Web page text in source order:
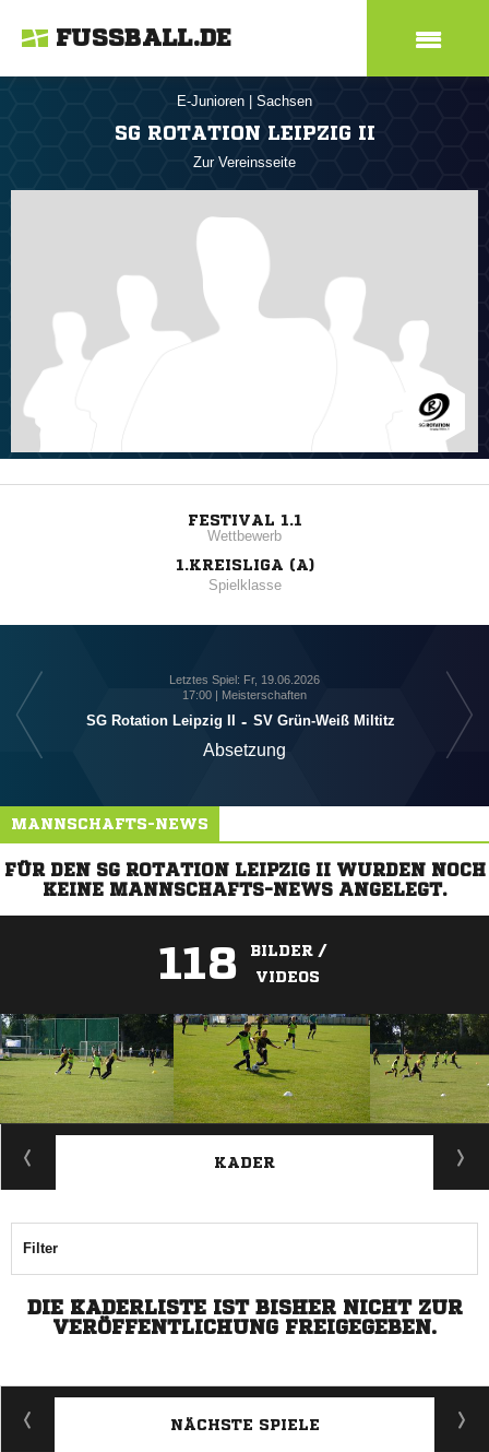
FUSSBALL.DE
E-Junioren Sachsen
SG ROTATION LEIPZIG II
Zur Vereinsseite
FESTIVAL 1.1
Wettbewerb
1.KREISLIGA (A)
Spielklasse
Letztes Spiel: Fr, 19.06.2026
17:00 | Meisterschaften
SG Rotation Leipzig II - SV Grün-Weiß Miltitz
Absetzung
MANNSCHAFTS-NEWS
FÜR DEN SG ROTATION LEIPZIG II WURDEN NOCH
KEINE MANNSCHAFTS-NEWS ANGELEGT.
118
BILDER /
VIDEOS
ANZEIGE
KADER
Filter
DIE KADERLISTE IST BISHER NICHT ZUR
VERÖFFENTLICHUNG FREIGEGEBEN.
NÄCHSTE SPIELE